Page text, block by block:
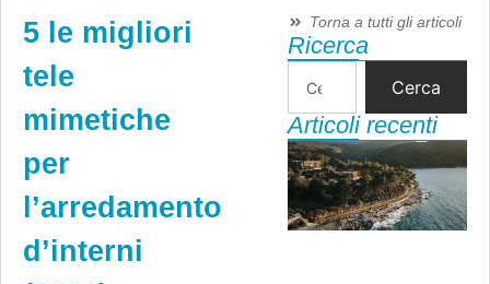
5 le migliori
tele
mimetiche
per
l’arredamento
d’interni
Torna a tutti gli articoli
Ricerca
Cerca
Articoli recenti